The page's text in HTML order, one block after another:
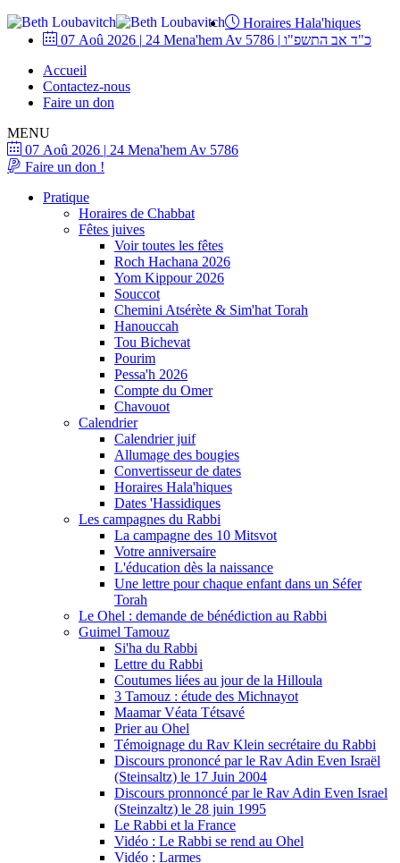
Horaires Hala'hiques
07 Aoû 2026 | 24 Mena'hem Av 5786 | כ"ד אב התשפ"ו
Accueil
Contactez-nous
Faire un don
MENU
07 Aoû 2026 | 24 Mena'hem Av 5786
Faire un don !
Pratique
Horaires de Chabbat
Fêtes juives
Voir toutes les fêtes
Roch Hachana 2026
Yom Kippour 2026
Souccot
Chemini Atsérète & Sim'hat Torah
Hanouccah
Tou Bichevat
Pourim
Pessa'h 2026
Compte du Omer
Chavouot
Calendrier
Calendrier juif
Allumage des bougies
Convertisseur de dates
Horaires Hala'hiques
Dates 'Hassidiques
Les campagnes du Rabbi
La campagne des 10 Mitsvot
Votre anniversaire
L'éducation dès la naissance
Une lettre pour chaque enfant dans un Séfer
Torah
Le Ohel : demande de bénédiction au Rabbi
Guimel Tamouz
Si'ha du Rabbi
Lettre du Rabbi
Coutumes liées au jour de la Hilloula
3 Tamouz : étude des Michnayot
Maamar Véata Tétsavé
Prier au Ohel
Témoignage du Rav Klein secrétaire du Rabbi
Discours prononcé par le Rav Adin Even Israël
(Steinsaltz) le 17 Juin 2004
Discours pronnoncé par le Rav Adin Even Israel
(Steinzaltz) le 28 juin 1995
Le Rabbi et la France
Vidéo : Le Rabbi se rend au Ohel
Vidéo : Larmes